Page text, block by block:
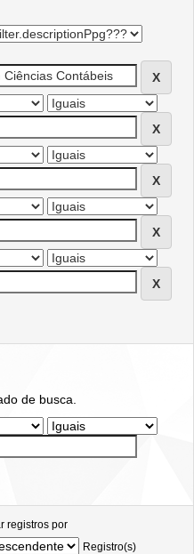
de busca.
registros por
Registro(s)